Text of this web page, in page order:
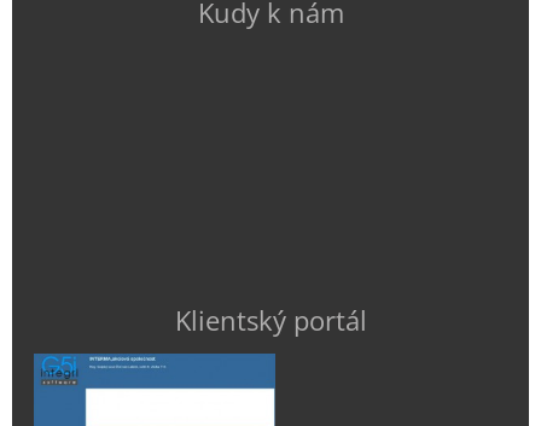
Kudy k nám
Klientský portál